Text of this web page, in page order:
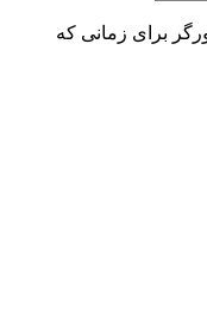
برای زمانی که